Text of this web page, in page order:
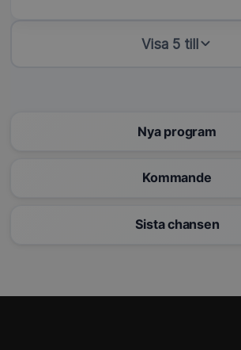
Visa 5 till
Nya program
Kommande
Sista chansen